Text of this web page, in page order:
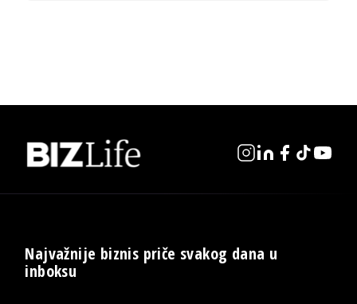
Najvažnije biznis priče svakog dana u
inboksu